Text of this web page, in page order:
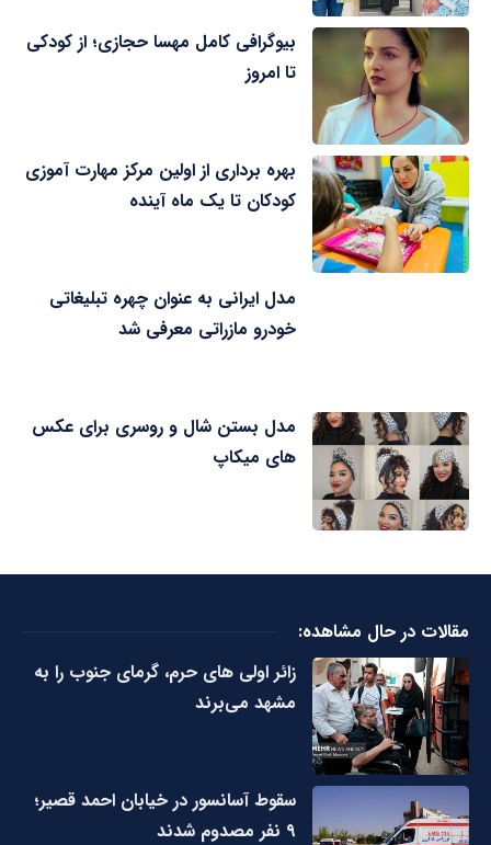
بیوگرافی کامل مهسا حجازی؛ از کودکی
تا امروز
بهره برداری از اولین مرکز مهارت آموزی
کودکان تا یک ماه آینده
مدل ایرانی به عنوان چهره تبلیغاتی
خودرو مازراتی معرفی شد
مدل بستن شال و روسری برای عکس
های میکاپ
مقالات در حال مشاهده:
زائر اولی های حرم، گرمای جنوب را به
مشهد می‌برند
سقوط آسانسور در خیابان احمد قصیر؛
۹ نفر مصدوم شدند